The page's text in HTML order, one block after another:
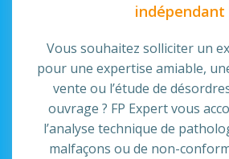
indépendant
Vous souhaitez solliciter un
pour une expertise amiable,
vente ou l’étude de
ouvrage ? FP Expert vous
l’analyse technique de
malfaçons ou de non-